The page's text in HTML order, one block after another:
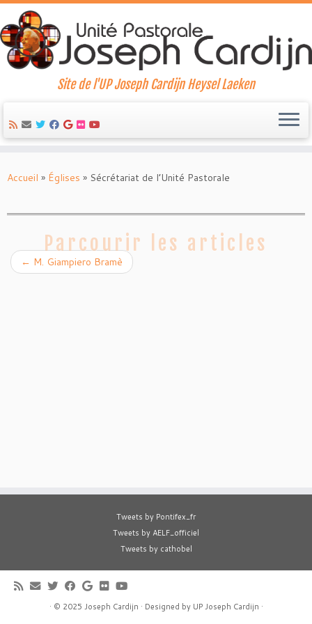
to
Site de l'UP Joseph Cardijn Heysel Laeken
Accueil » Églises » Sécrétariat de l’Unité Pastorale
Parcourir les articles
← M. Giampiero Bramè
Tweets by Pontifex_fr
Tweets by AELF_officiel
Tweets by cathobel
· © 2025 Joseph Cardijn · Designed by UP Joseph Cardijn ·